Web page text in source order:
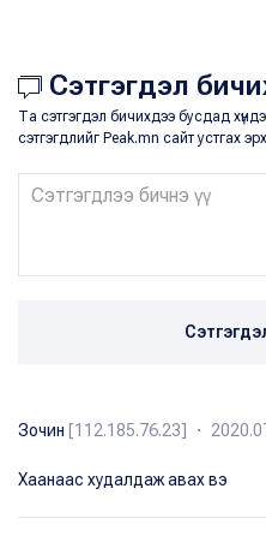
Сэтгэгдэл
Та сэтгэгдэл бичихдээ бусдад
сэтгэгдлийг Peak.mn сайт устгах
Зочин [112.185.76.23] ・
Хаанаас худалдаж авах вэ